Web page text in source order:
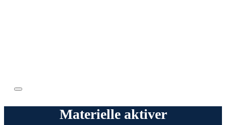
Materielle aktiver